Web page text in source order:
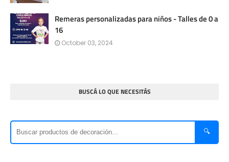
Remeras personalizadas para niños - Talles de 0 a
16
October 03, 2024
BUSCÁ LO QUE NECESITÁS
🔍